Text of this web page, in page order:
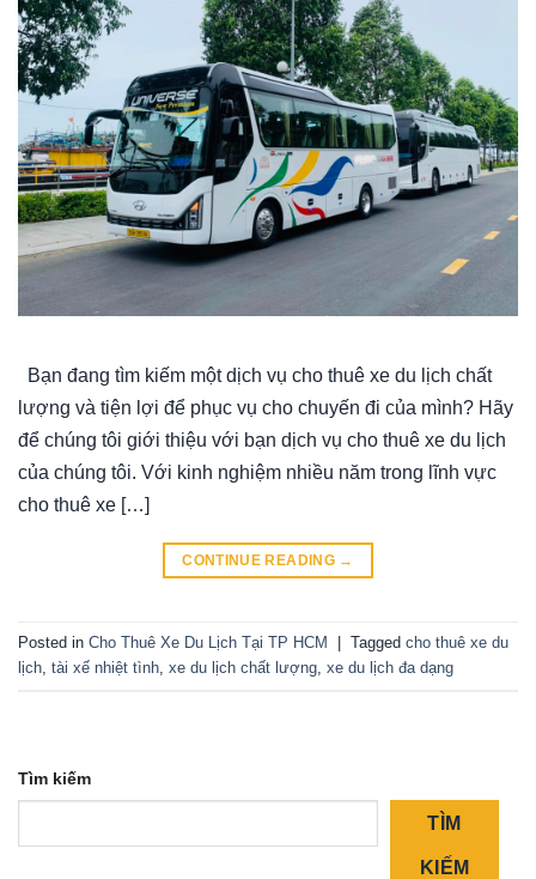
Bạn đang tìm kiếm một dịch vụ cho thuê xe du lịch chất
lượng và tiện lợi để phục vụ cho chuyến đi của mình? Hãy
để chúng tôi giới thiệu với bạn dịch vụ cho thuê xe du lịch
của chúng tôi. Với kinh nghiệm nhiều năm trong lĩnh vực
cho thuê xe […]
CONTINUE READING →
Posted in Cho Thuê Xe Du Lịch Tại TP HCM Tagged cho thuê xe du
lịch, tài xế nhiệt tình, xe du lịch chất lượng, xe du lịch đa dạng
Tìm kiếm
TÌM
KIẾM